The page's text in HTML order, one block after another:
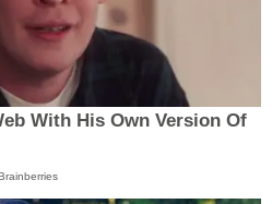
With His Own Version Of